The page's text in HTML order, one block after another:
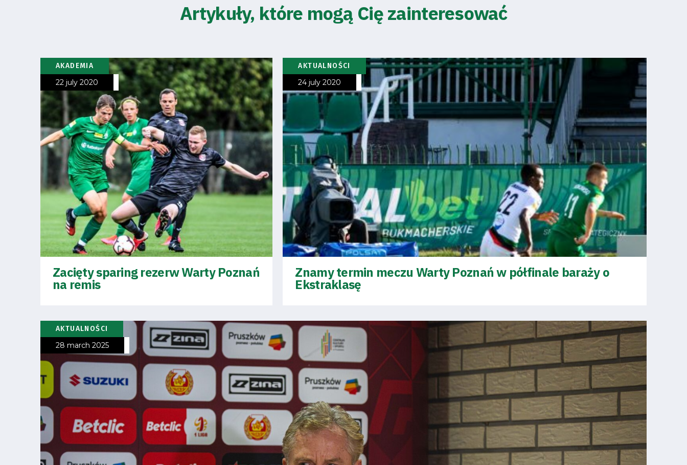
Strategy
2024-
Warta’s
Alley
#WORTHdownload
Artykuły, które mogą Cię zainteresować
AKADEMIA
22 july 2020
Zacięty sparing rezerw Warty Poznań
na remis
AKTUALNOŚCI
24 july 2020
Znamy termin meczu Warty Poznań w półfinale baraży o
Ekstraklasę
AKTUALNOŚCI
28 march 2025